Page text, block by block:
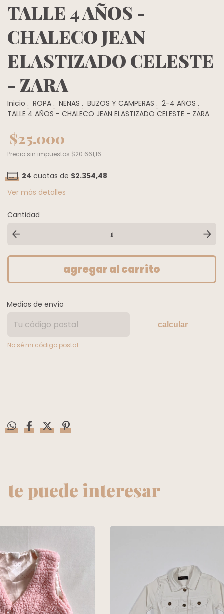
TALLE 4 AÑOS -
CHALECO JEAN
ELASTIZADO CELESTE
- ZARA
Inicio . ROPA . NENAS . BUZOS Y CAMPERAS . 2-4 AÑOS .
TALLE 4 AÑOS - CHALECO JEAN ELASTIZADO CELESTE - ZARA
$25.000
Precio sin impuestos $20.661,16
24 cuotas de $2.354,48
Ver más detalles
Cantidad
Medios de envío
calcular
No sé mi código postal
te puede interesar